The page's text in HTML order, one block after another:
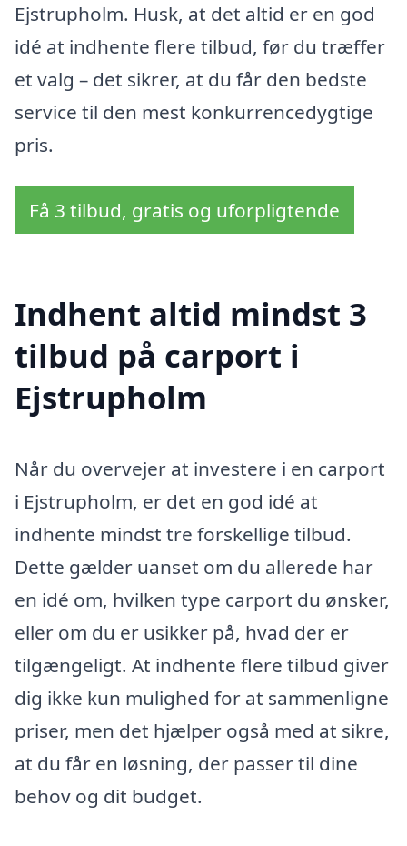
Ejstrupholm. Husk, at det altid er en god
idé at indhente flere tilbud, før du træffer
et valg – det sikrer, at du får den bedste
service til den mest konkurrencedygtige
pris.
Få 3 tilbud, gratis og uforpligtende
Indhent altid mindst 3
tilbud på carport i
Ejstrupholm
Når du overvejer at investere i en carport
i Ejstrupholm, er det en god idé at
indhente mindst tre forskellige tilbud.
Dette gælder uanset om du allerede har
en idé om, hvilken type carport du ønsker,
eller om du er usikker på, hvad der er
tilgængeligt. At indhente flere tilbud giver
dig ikke kun mulighed for at sammenligne
priser, men det hjælper også med at sikre,
at du får en løsning, der passer til dine
behov og dit budget.